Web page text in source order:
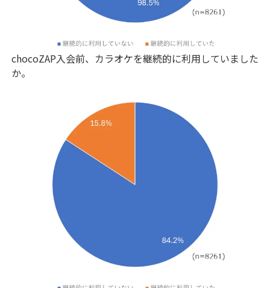
chocoZAP入会前、カラオケを継続的に利用していました
か。